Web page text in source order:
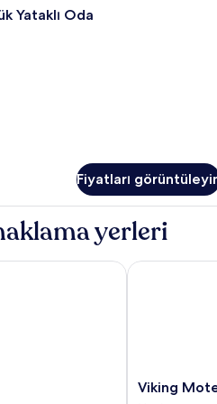
Yataklı Oda
Fiyatları
yerleri
Viking
Viking
Viking Motel